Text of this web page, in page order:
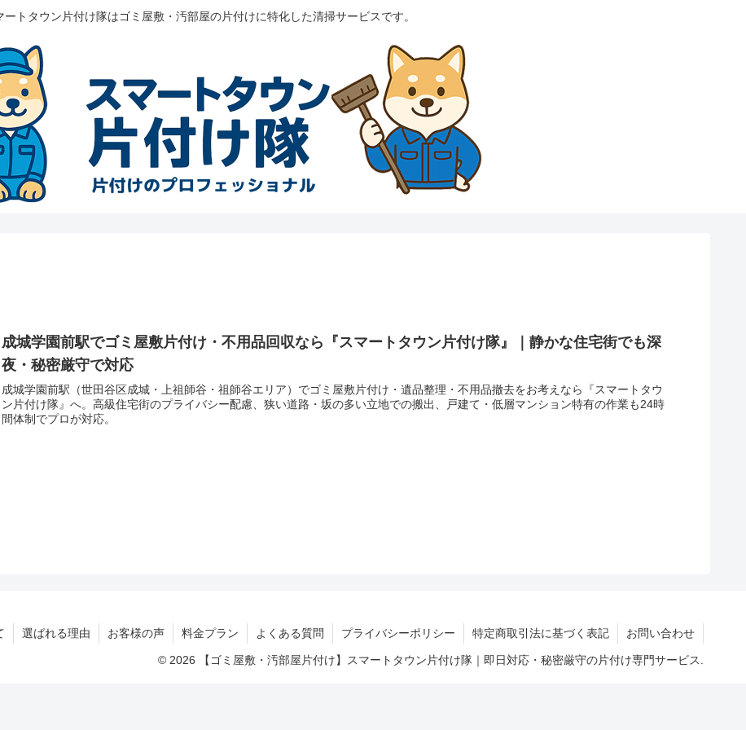
ートタウン片付け隊はゴミ屋敷・汚部屋の片付けに特化した清掃サービスです。
成城学園前駅でゴミ屋敷片付け・不用品回収なら『スマートタウン片付け隊』｜静かな住宅街でも深
夜・秘密厳守で対応
成城学園前駅（世田谷区成城・上祖師谷・祖師谷エリア）でゴミ屋敷片付け・遺品整理・不用品撤去をお考えなら『スマートタウ
ン片付け隊』へ。高級住宅街のプライバシー配慮、狭い道路・坂の多い立地での搬出、戸建て・低層マンション特有の作業も24時
間体制でプロが対応。
選ばれる理由 お客様の声 料金プラン よくある質問 プライバシーポリシー 特定商取引法に基づく表記 お問い合わせ
© 2026 【ゴミ屋敷・汚部屋片付け】スマートタウン片付け隊｜即日対応・秘密厳守の片付け専門サービス.